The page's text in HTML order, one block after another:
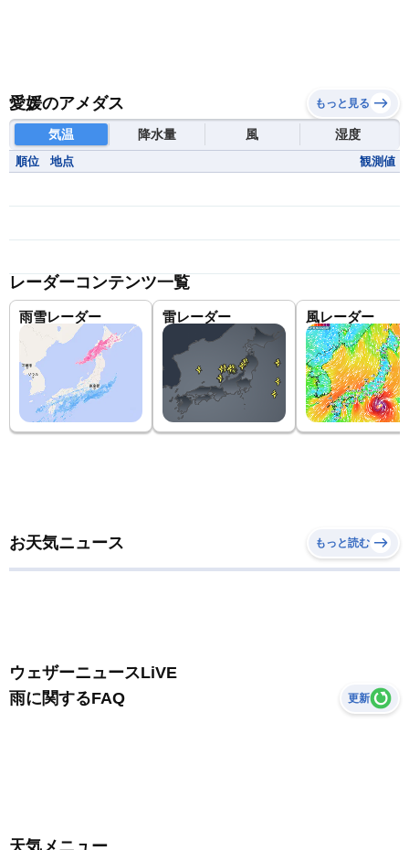
愛媛のアメダス もっと見る
気温 降水量 風 湿度
順位 地点 観測値
レーダーコンテンツ一覧
雨雪レーダー 雷レーダー 風レーダー
お天気ニュース もっと読む
ウェザーニュースLiVE
雨に関するFAQ
更新
天気メニュー